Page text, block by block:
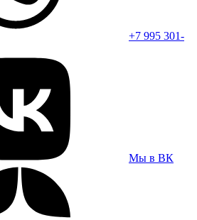
+7 995 301-
Мы в ВК